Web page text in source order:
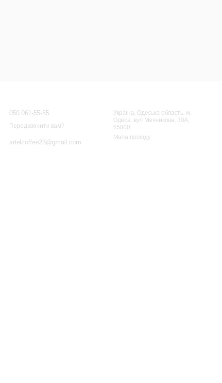
050 061-55-55
Передзвонити вам?
artelcoffee23@gmail.com
Україна, Одеська область, м.
Одеса. вул Мечникова, 30А,
65000
Мапа проїзду